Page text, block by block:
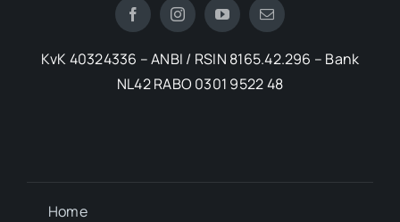
KvK 40324336 – ANBI / RSIN 8165.42.296 – Bank
NL42 RABO 0301 9522 48
Home